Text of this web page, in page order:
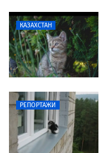
КАЗАХСТАН
РЕПОРТАЖИ